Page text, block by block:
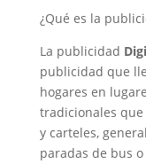
¿Qué es la
La publicidad
publicidad que
hogares en
tradicionales
y carteles,
paradas de bus